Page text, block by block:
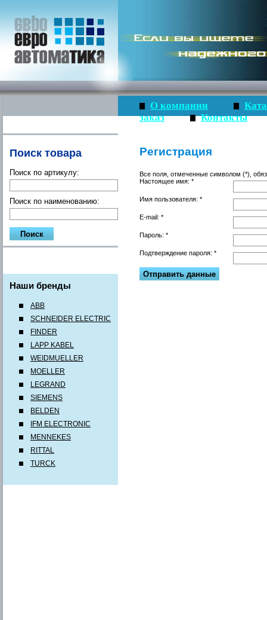
Поиск товара
Поиск по артикулу:
Поиск по наименованию:
Наши бренды
ABB
SCHNEIDER ELECTRIC
FINDER
LAPP KABEL
WEIDMUELLER
MOELLER
LEGRAND
SIEMENS
BELDEN
IFM ELECTRONIC
MENNEKES
RITTAL
TURCK
О компании
заказ
Контакты
Регистрация
Все поля, отмеченные символом (*),
Настоящее имя: *
Имя пользователя: *
E-mail: *
Пароль: *
Подтверждение пароля: *